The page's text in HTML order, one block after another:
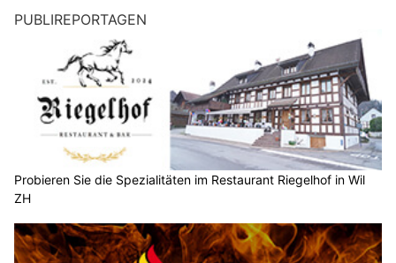
PUBLIREPORTAGEN
Probieren Sie die Spezialitäten im Restaurant Riegelhof in Wil
ZH